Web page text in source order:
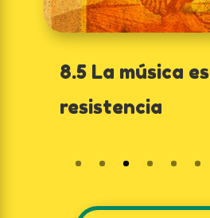
8.5 La música es
resistencia